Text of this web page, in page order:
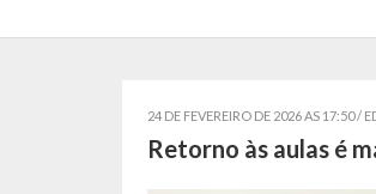
24 DE FEVEREIRO DE 2026 AS 17:50 /
Retorno às aulas é